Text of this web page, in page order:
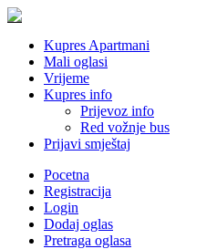
Kupres Apartmani
Mali oglasi
Vrijeme
Kupres info
Prijevoz info
Red vožnje bus
Prijavi smještaj
Pocetna
Registracija
Login
Dodaj oglas
Pretraga oglasa